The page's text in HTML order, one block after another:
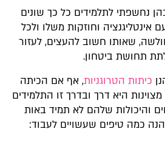
נחשפתי לתלמידים כל כך שונים
אינטליגנציה וחוזקות משלו ולכל
שאותו חשוב להעצים, לעזור
תחושת ביטחון.
כיתות הטרוגניות, אף אם הכיתה
היא דרך ובדרך זו התלמידים
והיכולות שלהם לא תמיד באות
כמה טיפים שעשויים לעבוד: